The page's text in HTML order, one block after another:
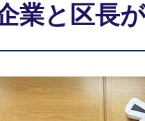
業と区長